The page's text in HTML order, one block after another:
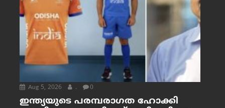
Aug 5, 2026 . 0
ഇന്ത്യയുടെ പരമ്പരാഗത ഹോക്കി